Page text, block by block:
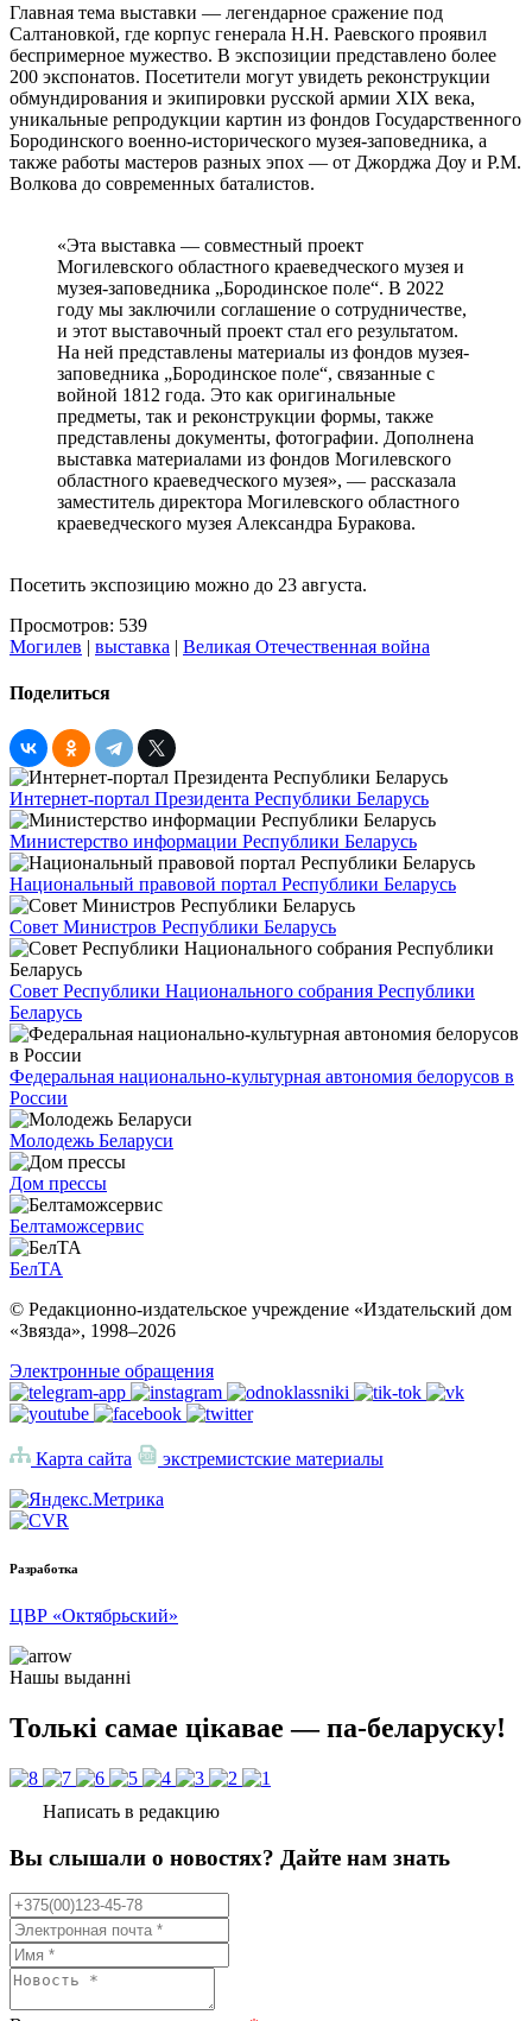
Главная тема выставки — легендарное сражение под
Салтановкой, где корпус генерала Н.Н. Раевского проявил
беспримерное мужество. В экспозиции представлено более
200 экспонатов. Посетители могут увидеть реконструкции
обмундирования и экипировки русской армии XIX века,
уникальные репродукции картин из фондов Государственного
Бородинского военно-исторического музея-заповедника, а
также работы мастеров разных эпох — от Джорджа Доу и Р.М.
Волкова до современных баталистов.
«Эта выставка — совместный проект
Могилевского областного краеведческого музея и
музея-заповедника „Бородинское поле“. В 2022
году мы заключили соглашение о сотрудничестве,
и этот выставочный проект стал его результатом.
На ней представлены материалы из фондов музея-
заповедника „Бородинское поле“, связанные с
войной 1812 года. Это как оригинальные
предметы, так и реконструкции формы, также
представлены документы, фотографии. Дополнена
выставка материалами из фондов Могилевского
областного краеведческого музея», — рассказала
заместитель директора Могилевского областного
краеведческого музея Александра Буракова.
Посетить экспозицию можно до 23 августа.
Просмотров: 539
Могилев | выставка | Великая Отечественная война
Поделиться
Интернет-портал Президента Республики Беларусь
Министерство информации Республики Беларусь
Национальный правовой портал Республики Беларусь
Совет Министров Республики Беларусь
Совет Республики Национального собрания Республики
Беларусь
Федеральная национально-культурная автономия белорусов в
России
Молодежь Беларуси
Дом прессы
Белтаможсервис
БелТА
© Редакционно-издательское учреждение «Издательский дом
«Звязда», 1998–2026
Электронные обращения
Карта сайта экстремистские материалы
Разработка
ЦВР «Октябрьский»
Нашы выданні
Толькі самае цікавае — па-беларуску!
Написать в редакцию
Вы слышали о новостях? Дайте нам знать